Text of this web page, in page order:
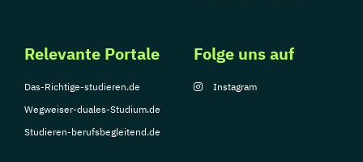
Relevante Portale
Das-Richtige-studieren.de
Wegweiser-duales-Studium.de
Studieren-berufsbegleitend.de
Folge uns auf
Instagram